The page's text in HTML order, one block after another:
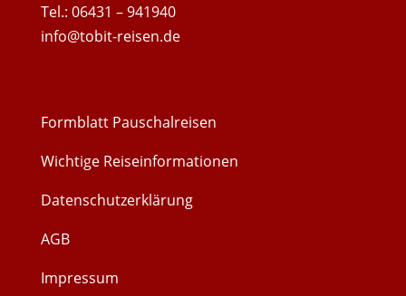
Tel.: 06431 – 941940
info@tobit-reisen.de
Formblatt Pauschalreisen
Wichtige Reiseinformationen
Datenschutzerklärung
AGB
Impressum